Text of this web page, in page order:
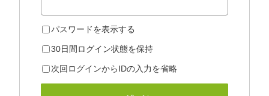
パスワードを表示する
30日間ログイン状態を保持
次回ログインからIDの入力を省略